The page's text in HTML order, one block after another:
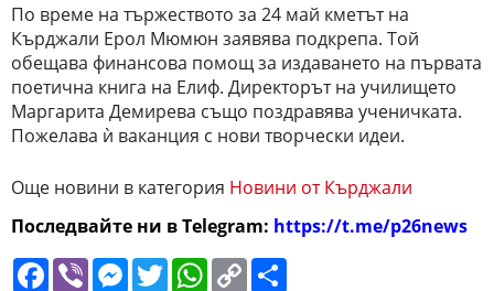
По време на тържеството за 24 май кметът на
Кърджали Ерол Мюмюн заявява подкрепа. Той
обещава финансова помощ за издаването на първата
поетична книга на Елиф. Директорът на училището
Маргарита Демирева също поздравява ученичката.
Пожелава ѝ ваканция с нови творчески идеи.
Още новини в категория Новини от Кърджали
Последвайте ни в Telegram: https://t.me/p26news
Facebook
ViberMessenger
TwitterWhatsApp
Copy
Link